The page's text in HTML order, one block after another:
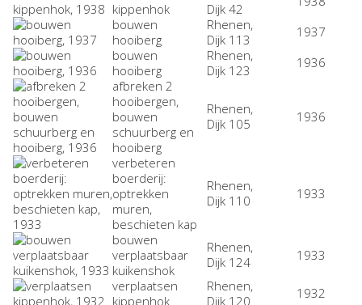
kippenhok
Dijk 42
bouwen
hooiberg
Rhenen,
Dijk 113
1937
bouwen
hooiberg
Rhenen,
Dijk 123
1936
afbreken 2
hooibergen,
bouwen
schuurberg en
hooiberg
Rhenen,
Dijk 105
1936
verbeteren
boerderij:
optrekken
muren,
beschieten kap
Rhenen,
Dijk 110
1933
bouwen
verplaatsbaar
kuikenshok
Rhenen,
Dijk 124
1933
verplaatsen
kippenhok
Rhenen,
Dijk 120
1932